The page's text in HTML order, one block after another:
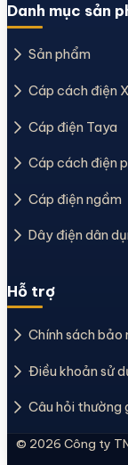
Danh mục sản
Sản phẩm
Cáp cách điện
Cáp điện Taya
Cáp cách điện
Cáp điện ngầm
Dây điện dân
Hỗ trợ
Chính sách
Điều khoản sử
Câu hỏi thường
© 2026 Công ty